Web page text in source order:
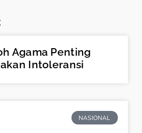
Agama Penting
Intoleransi
NASIONAL